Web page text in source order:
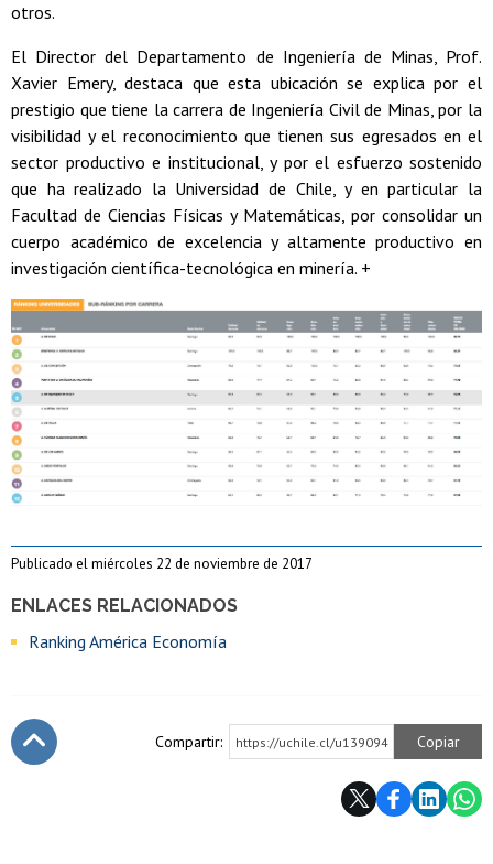
ENLACES RELACIONADOS
Ranking América Economía
otros.
El Director del Departamento de Ingeniería de Minas, Prof.
Xavier Emery, destaca que esta ubicación se explica por el
prestigio que tiene la carrera de Ingeniería Civil de Minas, por la
visibilidad y el reconocimiento que tienen sus egresados en el
sector productivo e institucional, y por el esfuerzo sostenido
que ha realizado la Universidad de Chile, y en particular la
Facultad de Ciencias Físicas y Matemáticas, por consolidar un
cuerpo académico de excelencia y altamente productivo en
investigación científica-tecnológica en minería. +
Publicado el miércoles 22 de noviembre de 2017
Compartir: https://uchile.cl/u139094 Copiar